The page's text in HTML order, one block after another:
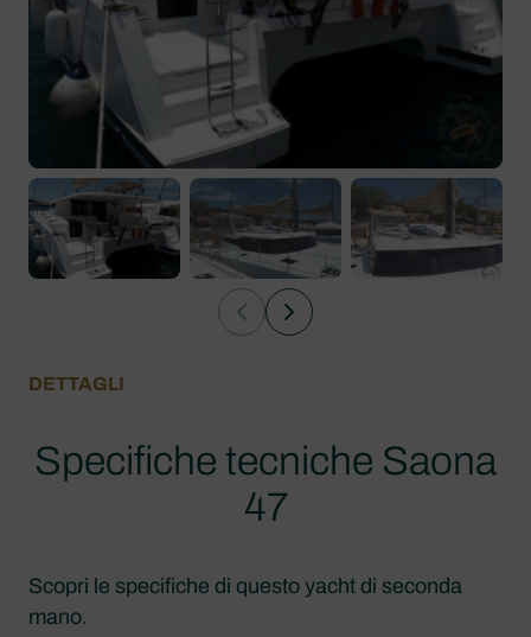
DETTAGLI
Specifiche tecniche Saona
47
Scopri le specifiche di questo yacht di seconda
mano.